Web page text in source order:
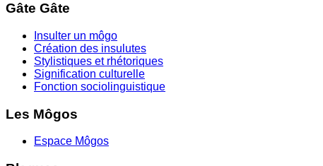
Gâte Gâte
Insulter un môgo
Création des insulutes
Stylistiques et rhétoriques
Signification culturelle
Fonction sociolinguistique
Les Môgos
Espace Môgos